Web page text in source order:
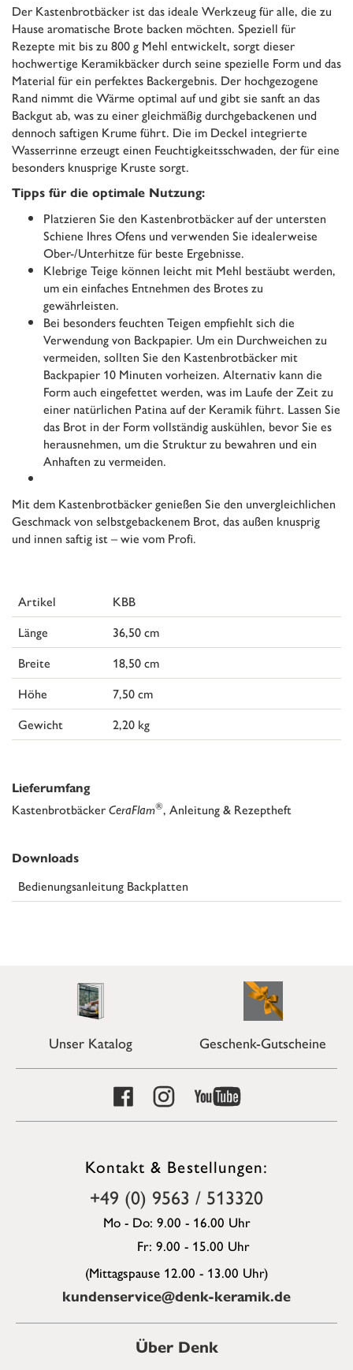
Der Kastenbrotbäcker ist das ideale Werkzeug für alle, die zu
Hause aromatische Brote backen möchten. Speziell für
Rezepte mit bis zu 800 g Mehl entwickelt, sorgt dieser
hochwertige Keramikbäcker durch seine spezielle Form und das
Material für ein perfektes Backergebnis. Der hochgezogene
Rand nimmt die Wärme optimal auf und gibt sie sanft an das
Backgut ab, was zu einer gleichmäßig durchgebackenen und
dennoch saftigen Krume führt. Die im Deckel integrierte
Wasserrinne erzeugt einen Feuchtigkeitsschwaden, der für eine
besonders knusprige Kruste sorgt.
Tipps für die optimale Nutzung:
Platzieren Sie den Kastenbrotbäcker auf der untersten
Schiene Ihres Ofens und verwenden Sie idealerweise
Ober-/Unterhitze für beste Ergebnisse.
Klebrige Teige können leicht mit Mehl bestäubt werden,
um ein einfaches Entnehmen des Brotes zu
gewährleisten.
Bei besonders feuchten Teigen empfiehlt sich die
Verwendung von Backpapier. Um ein Durchweichen zu
vermeiden, sollten Sie den Kastenbrotbäcker mit
Backpapier 10 Minuten vorheizen. Alternativ kann die
Form auch eingefettet werden, was im Laufe der Zeit zu
einer natürlichen Patina auf der Keramik führt. Lassen Sie
das Brot in der Form vollständig auskühlen, bevor Sie es
herausnehmen, um die Struktur zu bewahren und ein
Anhaften zu vermeiden.
Mit dem Kastenbrotbäcker genießen Sie den unvergleichlichen
Geschmack von selbstgebackenem Brot, das außen knusprig
und innen saftig ist – wie vom Profi.
Artikel
KBB
Länge
36,50 cm
Breite
18,50 cm
Höhe
7,50 cm
Gewicht
2,20 kg
Lieferumfang
KastenbrotbäckerCeraFlam®, Anleitung & Rezeptheft
Downloads
Bedienungsanleitung Backplatten
Unser Katalog Geschenk-Gutscheine
Kontakt & Bestellungen:
+49 (0) 9563 / 513320
Mo - Do: 9.00 - 16.00 Uhr
Fr: 9.00 - 15.00 Uhr
(Mittagspause 12.00 - 13.00 Uhr)
kundenservice@denk-keramik.de
Über Denk